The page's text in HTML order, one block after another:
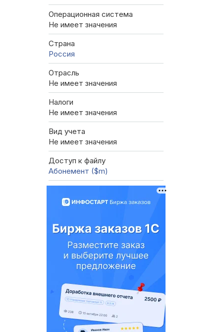
Операционная система
Не имеет значения
Страна
Россия
Отрасль
Не имеет значения
Налоги
Не имеет значения
Вид учета
Не имеет значения
Доступ к файлу
Абонемент ($m)